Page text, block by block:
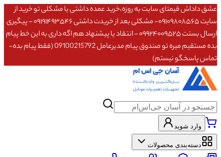
عشق داداش قیمتای سایت به روزه،خرید عمده داشتی یا مشکلی تو خرید از
سایت ۰۹۱۰۹۸۰۸۵۶۵- مشکلی بعد از خریدت داشتی ۰۹۱۹۱۴۹۳۵۴۶ - پیگیری
ارسال بستت ۰۹۹۲۴۰۰۹۵۲۵ - انتقاد یا پیشنهاد هم اگه داری به این خط پیام
بده مستقیم میره تو صندوق پیام مدیرعامل 09100215792 (فقط پیام بده-
تماس پاسخگو نیستم)
وارد شوید
دسته‌بندی محصولات